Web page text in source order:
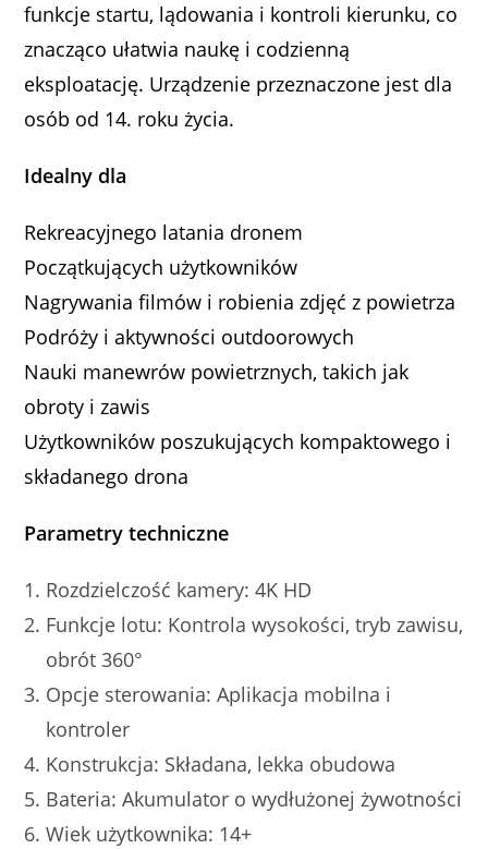
funkcje startu, lądowania i kontroli kierunku, co
znacząco ułatwia naukę i codzienną
eksploatację. Urządzenie przeznaczone jest dla
osób od 14. roku życia.
Idealny dla
Rekreacyjnego latania dronem
Początkujących użytkowników
Nagrywania filmów i robienia zdjęć z powietrza
Podróży i aktywności outdoorowych
Nauki manewrów powietrznych, takich jak
obroty i zawis
Użytkowników poszukujących kompaktowego i
składanego drona
Parametry techniczne
Rozdzielczość kamery: 4K HD
Funkcje lotu: Kontrola wysokości, tryb zawisu,
obrót 360°
Opcje sterowania: Aplikacja mobilna i
kontroler
Konstrukcja: Składana, lekka obudowa
Bateria: Akumulator o wydłużonej żywotności
Wiek użytkownika: 14+